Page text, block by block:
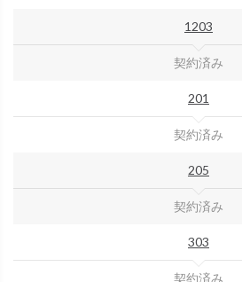
1203
契約済み
201
契約済み
205
契約済み
303
契約済み